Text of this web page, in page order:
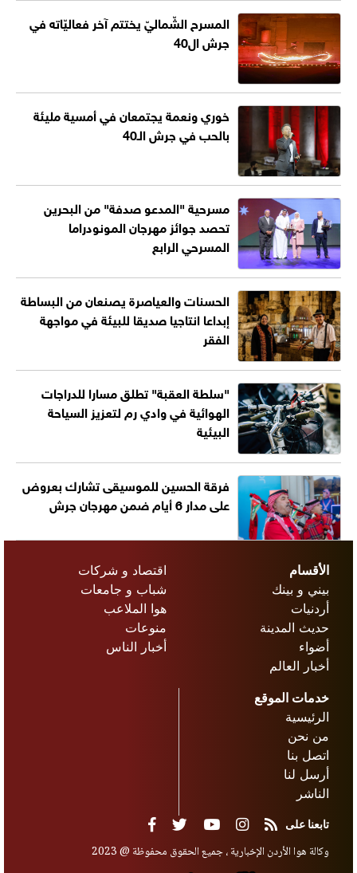
المسرح الشّماليّ يختتم آخر فعاليّاته في
جرش ال40
خوري ونعمة يجتمعان في أمسية مليئة
بالحب في جرش الـ40
مسرحية "المدعو صدفة" من البحرين
تحصد جوائز مهرجان المونودراما
المسرحي الرابع
الحسنات والعياصرة يصنعان من البساطة
إبداعا انتاجيا صديقا للبيئة في مواجهة
الفقر
"سلطة العقبة" تطلق مسارا للدراجات
الهوائية في وادي رم لتعزيز السياحة
البيئية
فرقة الحسين للموسيقى تشارك بعروض
على مدار 6 أيام ضمن مهرجان جرش
الأقسام
بيني و بينك
أردنيات
حديث المدينة
أضواء
أخبار العالم
اقتصاد و شركات
شباب و جامعات
هوا الملاعب
منوعات
أخبار الناس
خدمات الموقع
الرئيسية
من نحن
اتصل بنا
أرسل لنا
الناشر
تابعنا على
وكالة هوا الأردن الإخبارية ، جميع الحقوق محفوظة @ 2023